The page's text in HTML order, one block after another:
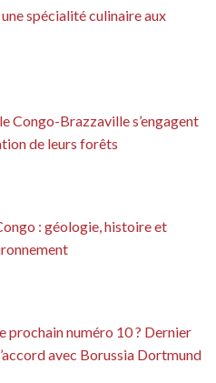
spécialité culinaire aux
Congo-Brazzaville s’engagent
de leurs forêts
: géologie, histoire et
prochain numéro 10 ? Dernier
avec Borussia Dortmund